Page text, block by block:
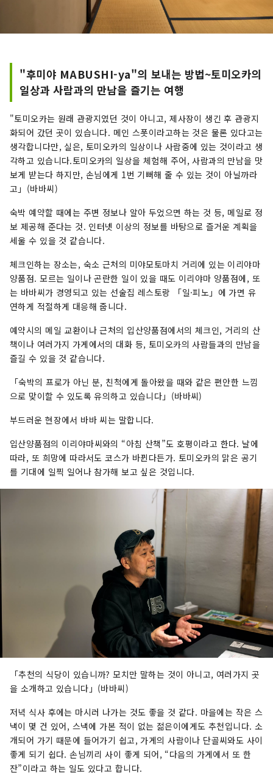
"후미야 MABUSHI-ya"의 보내는 방법~토미오카의
일상과 사람과의 만남을 즐기는 여행
"토미오카는 원래 관광지였던 것이 아니고, 제사장이 생긴 후 관광지
화되어 갔던 곳이 있습니다. 메인 스폿이라고하는 것은 물론 있다고는
생각합니다만, 실은, 토미오카의 일상이나 사람중에 있는 것이라고 생
각하고 있습니다.토미오카의 일상을 체험해 주어, 사람과의 만남을 맛
보게 받는다 하지만, 손님에게 1번 기뻐해 줄 수 있는 것이 아닐까라
고」(바바씨)
숙박 예약할 때에는 주변 정보나 알아 두었으면 하는 것 등, 메일로 정
보 제공해 준다는 것. 인터넷 이상의 정보를 바탕으로 즐거운 계획을
세울 수 있을 것 같습니다.
체크인하는 장소는, 숙소 근처의 미야모토마치 거리에 있는 이리야마
양품점. 모르는 일이나 곤란한 일이 있을 때도 이리야마 양품점에, 또
는 바바씨가 경영되고 있는 선술집 레스토랑 「일·피노」에 가면 유
연하게 적절하게 대응해 줍니다.
예약시의 메일 교환이나 근처의 입산양품점에서의 체크인, 거리의 산
책이나 여러가지 가게에서의 대화 등, 토미오카의 사람들과의 만남을
즐길 수 있을 것 같습니다.
「숙박의 프로가 아닌 분, 친척에게 돌아왔을 때와 같은 편안한 느낌
으로 맞이할 수 있도록 유의하고 있습니다」(바바씨)
부드러운 현장에서 바바 씨는 말합니다.
입산양품점의 이리야마씨와의 “아침 산책”도 호평이라고 한다. 날에
따라, 또 희망에 따라서도 코스가 바뀐다든가. 토미오카의 맑은 공기
를 기대에 일찍 일어나 참가해 보고 싶은 것입니다.
「추천의 식당이 있습니까? 모치만 말하는 것이 아니고, 여러가지 곳
을 소개하고 있습니다」(바바씨)
저녁 식사 후에는 마시러 나가는 것도 좋을 것 같다. 마을에는 작은 스
낵이 몇 건 있어, 스낵에 가본 적이 없는 젊은이에게도 추천입니다. 소
개되어 가기 때문에 들어가기 쉽고, 가게의 사람이나 단골씨와도 사이
좋게 되기 쉽다. 손님끼리 사이 좋게 되어, “다음의 가게에서 또 한
잔”이라고 하는 일도 있다고 합니다.